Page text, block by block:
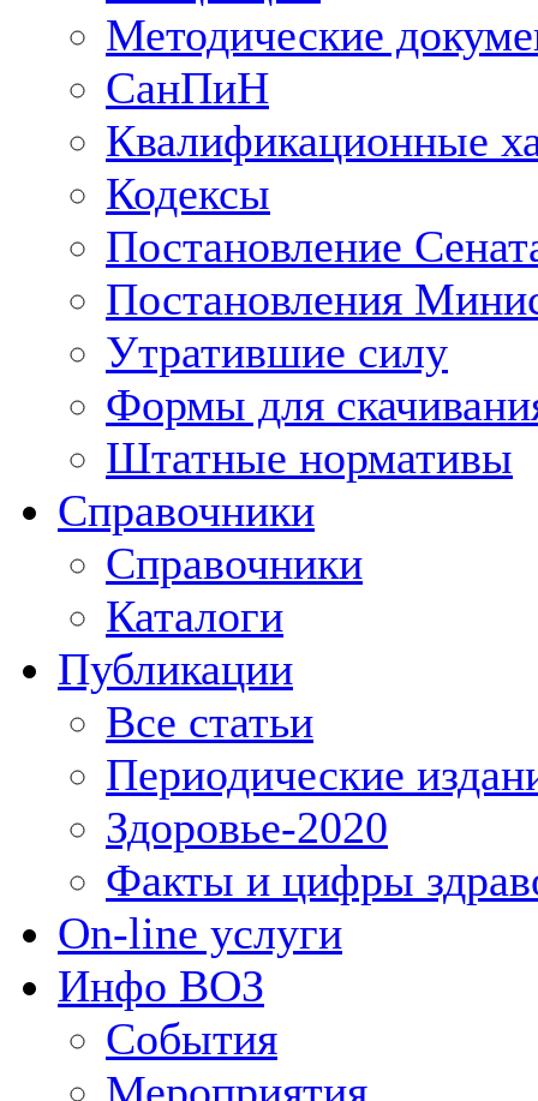
Методические
СанПиН
Квалификационные
Кодексы
Постановление
Постановления
Утратившие силу
Формы для
Штатные нормативы
Справочники
Справочники
Каталоги
Публикации
Все статьи
Периодические
Здоровье-2020
Факты и цифры
On-line услуги
Инфо ВОЗ
События